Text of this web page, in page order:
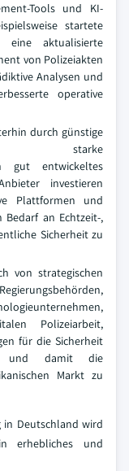
Tools und KI-
startete
aktualisierte
von Polizeiakten
Analysen und
operative
durch günstige
starke
gut entwickeltes
investieren
Plattformen und
an Echtzeit-,
Sicherheit zu
von strategischen
Polizeiarbeit,
für die Sicherheit
und damit die
Markt zu
in Deutschland wird
erhebliches und